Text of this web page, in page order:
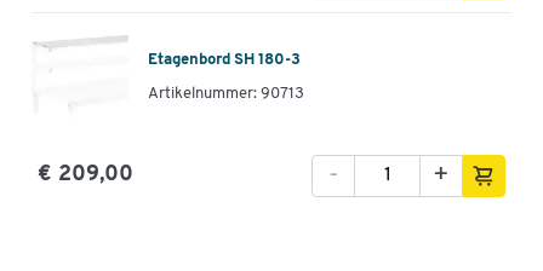
Etagenbord SH 180-3
Artikelnummer: 90713
€ 209,00 +
-